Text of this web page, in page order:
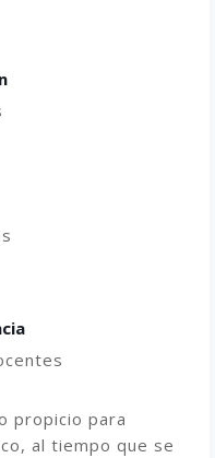
propicio para
al tiempo que se